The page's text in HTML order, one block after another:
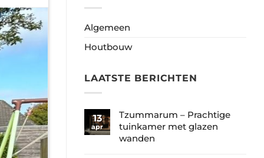
Algemeen
Houtbouw
LAATSTE BERICHTEN
13
apr
Tzummarum – Prachtige
tuinkamer met glazen
wanden